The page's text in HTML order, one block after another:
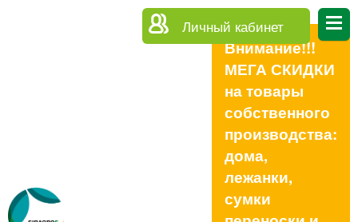
Личный кабинет
Внимание!!!
МЕГА СКИДКИ
на товары
собственного
производства:
дома,
лежанки,
сумки